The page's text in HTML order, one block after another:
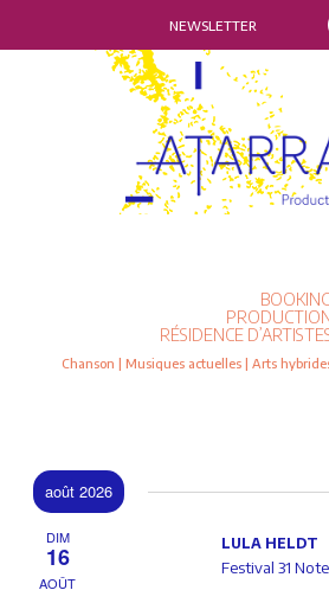
NEWSLETTER
RÉSIDENCE
Chanson | Musiques actuelles | Arts
août 2026
DIM
16
AOÛT
LULA HELDT
Festival 31